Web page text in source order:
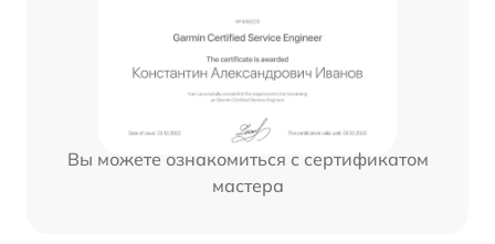
Вы можете ознакомиться с сертификатом
мастера